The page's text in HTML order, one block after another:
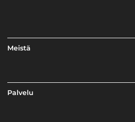
Meistä
Palvelu